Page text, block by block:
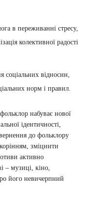
в переживанні стресу,
колективної радості
соціальних відносин,
норм і правил.
набуває нової
ідентичності,
до фольклору
зміцнити
активно
– музиці, кіно,
його невичерпний